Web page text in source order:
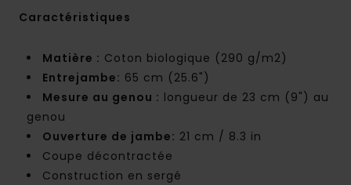
Caractéristiques
Matière : Coton biologique (290 g/m2)
Entrejambe: 65 cm (25.6")
Mesure au genou : longueur de 23 cm (9") au
genou
Ouverture de jambe: 21 cm / 8.3 in
Coupe décontractée
Construction en sergé